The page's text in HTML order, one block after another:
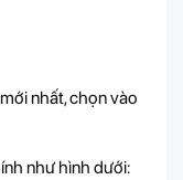
nhất, chọn vào
như hình dưới: